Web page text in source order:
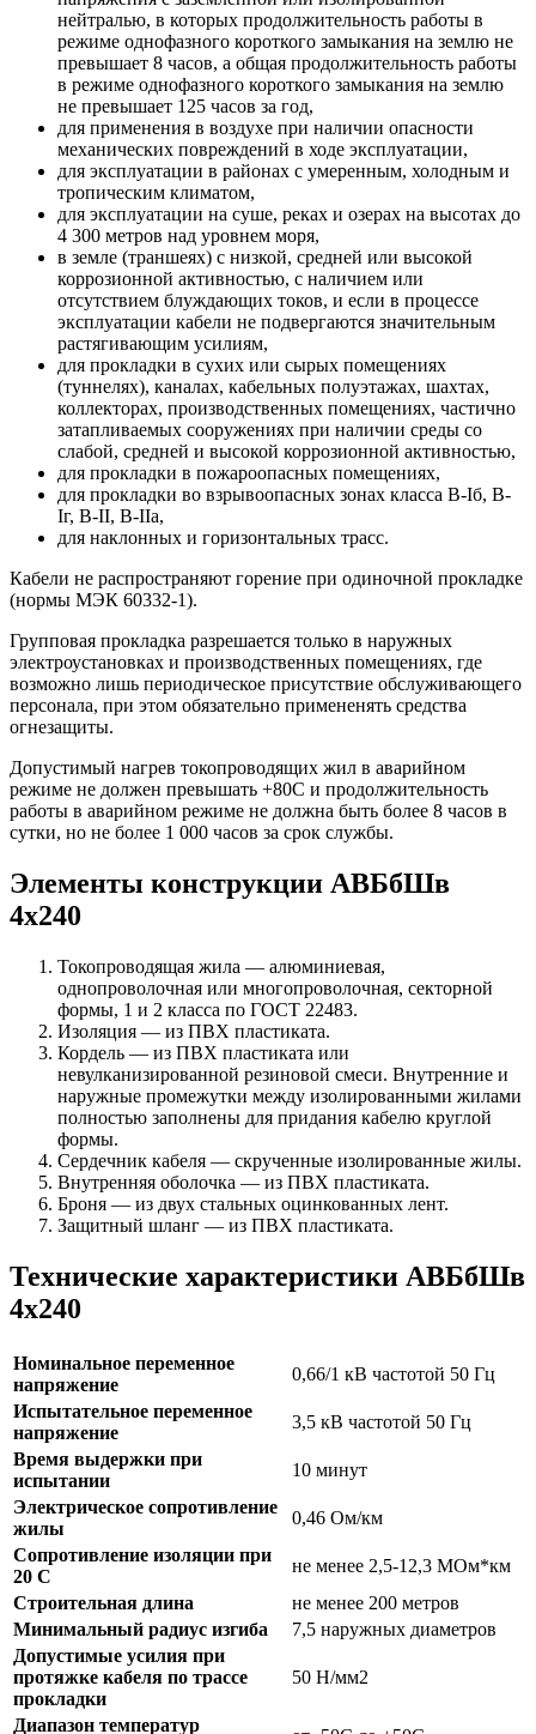
нейтралью, в которых продолжительность работы в
режиме однофазного короткого замыкания на землю не
превышает 8 часов, а общая продолжительность работы
в режиме однофазного короткого замыкания на землю
не превышает 125 часов за год,
для применения в воздухе при наличии опасности
механических повреждений в ходе эксплуатации,
для эксплуатации в районах с умеренным, холодным и
тропическим климатом,
для эксплуатации на суше, реках и озерах на высотах до
4 300 метров над уровнем моря,
в земле (траншеях) с низкой, средней или высокой
коррозионной активностью, с наличием или
отсутствием блуждающих токов, и если в процессе
эксплуатации кабели не подвергаются значительным
растягивающим усилиям,
для прокладки в сухих или сырых помещениях
(туннелях), каналах, кабельных полуэтажах, шахтах,
коллекторах, производственных помещениях, частично
затапливаемых сооружениях при наличии среды со
слабой, средней и высокой коррозионной активностью,
для прокладки в пожароопасных помещениях,
для прокладки во взрывоопасных зонах класса B-Iб, B-
Iг, В-II, В-IIа,
для наклонных и горизонтальных трасс.
Кабели не распространяют горение при одиночной прокладке
(нормы МЭК 60332-1).
Групповая прокладка разрешается только в наружных
электроустановках и производственных помещениях, где
возможно лишь периодическое присутствие обслуживающего
персонала, при этом обязательно примененять средства
огнезащиты.
Допустимый нагрев токопроводящих жил в аварийном
режиме не должен превышать +80С и продолжительность
работы в аварийном режиме не должна быть более 8 часов в
сутки, но не более 1 000 часов за срок службы.
Элементы конструкции АВБбШв
4х240
Токопроводящая жила — алюминиевая,
однопроволочная или многопроволочная, секторной
формы, 1 и 2 класса по ГОСТ 22483.
Изоляция — из ПВХ пластиката.
Кордель — из ПВХ пластиката или
невулканизированной резиновой смеси. Внутренние и
наружные промежутки между изолированными жилами
полностью заполнены для придания кабелю круглой
формы.
Сердечник кабеля — скрученные изолированные жилы.
Внутренняя оболочка — из ПВХ пластиката.
Броня — из двух стальных оцинкованных лент.
Защитный шланг — из ПВХ пластиката.
Технические характеристики АВБбШв
4х240
Номинальное переменное
напряжение
0,66/1 кВ частотой 50 Гц
Испытательное переменное
напряжение
3,5 кВ частотой 50 Гц
Время выдержки при
испытании
10 минут
Электрическое сопротивление
жилы
0,46 Ом/км
Сопротивление изоляции при
20 С
не менее 2,5-12,3 МОм*км
Строительная длина
не менее 200 метров
Минимальный радиус изгиба
7,5 наружных диаметров
Допустимые усилия при
протяжке кабеля по трассе
прокладки
50 Н/мм2
Диапазон температур